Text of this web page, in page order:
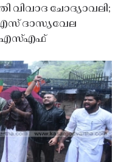
വിവാദ ചോദ്യാവലി;
ദാസ്യവേല